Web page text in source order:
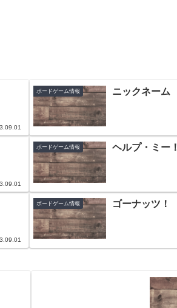
ボードゲーム情報 ニックネーム
ボードゲーム情報 ヘルプ・ミー！
ボードゲーム情報 ゴーナッツ！